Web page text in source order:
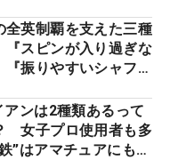
全英制覇を支えた三種
スピンが入り過ぎな
『振りやすいシャフ
プロセッティング
アンは2種類あるって
女子プロ使用者も多
”はアマチュアにもオ